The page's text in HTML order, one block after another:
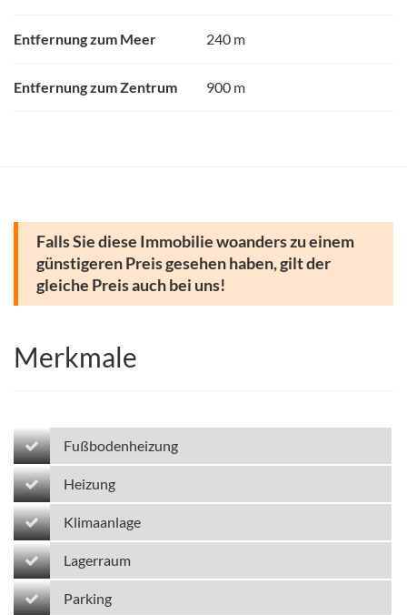
Entfernung zum Meer 240 m
Entfernung zum Zentrum 900 m
Falls Sie diese Immobilie woanders zu einem
günstigeren Preis gesehen haben, gilt der
gleiche Preis auch bei uns!
Merkmale
Fußbodenheizung
Heizung
Klimaanlage
Lagerraum
Parking